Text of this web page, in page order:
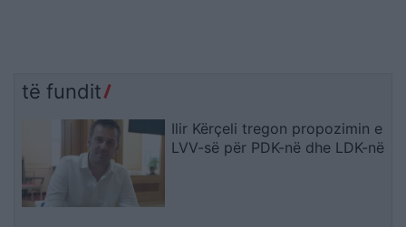
të fundit
Ilir Kërçeli tregon propozimin e
LVV-së për PDK-në dhe LDK-në